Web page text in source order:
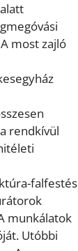
most zajló
rendkívül
falfestés
munkálatok
Utóbbi